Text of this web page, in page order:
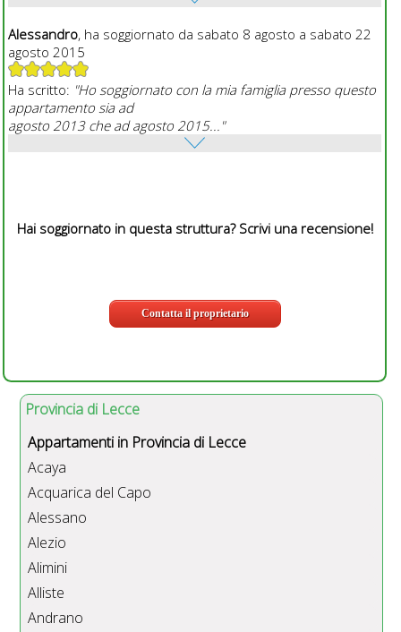
Alessandro, ha soggiornato da sabato 8 agosto a sabato 22
agosto 2015
Ha scritto: "Ho soggiornato con la mia famiglia presso questo
appartamento sia ad
agosto 2013 che ad agosto 2015..."
Hai soggiornato in questa struttura? Scrivi una recensione!
Contatta il proprietario
Provincia di Lecce
Appartamenti in Provincia di Lecce
Acaya
Acquarica del Capo
Alessano
Alezio
Alimini
Alliste
Andrano